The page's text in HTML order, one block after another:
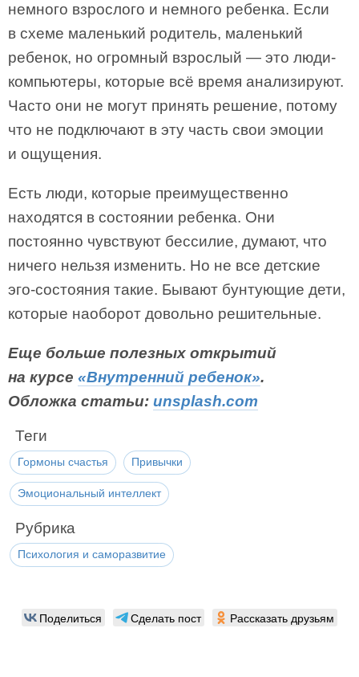
немного взрослого и немного ребенка. Если
в схеме маленький родитель, маленький
ребенок, но огромный взрослый — это люди-
компьютеры, которые всё время анализируют.
Часто они не могут принять решение, потому
что не подключают в эту часть свои эмоции
и ощущения.
Есть люди, которые преимущественно
находятся в состоянии ребенка. Они
постоянно чувствуют бессилие, думают, что
ничего нельзя изменить. Но не все детские
эго-состояния такие. Бывают бунтующие дети,
которые наоборот довольно решительные.
Еще больше полезных открытий
на курсе «Внутренний ребенок».
Обложка статьи: unsplash.com
Теги
Гормоны счастья Привычки
Эмоциональный интеллект
Рубрика
Психология и саморазвитие
Поделиться Сделать пост Рассказать друзьям